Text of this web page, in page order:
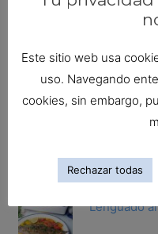
Busca tu receta
Buscar:
Las recetas más
Lenguado
Este sitio web usa
uso. Navegando
cookies, sin embargo,
Rechazar todas